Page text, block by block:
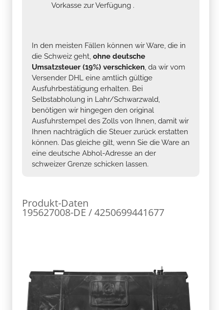
Vorkasse zur Verfügung .
In den meisten Fällen können wir Ware, die in
die Schweiz geht, ohne deutsche
Umsatzsteuer (19%) verschicken, da wir vom
Versender DHL eine amtlich gültige
Ausfuhrbestätigung erhalten. Bei
Selbstabholung in Lahr/Schwarzwald,
benötigen wir hingegen den original
Ausfuhrstempel des Zolls von Ihnen, damit wir
Ihnen nachträglich die Steuer zurück erstatten
können. Das gleiche gilt, wenn Sie die Ware an
eine deutsche Abhol-Adresse an der
schweizer Grenze schicken lassen.
Produkt-Daten
195627008-DE / 4250699441677